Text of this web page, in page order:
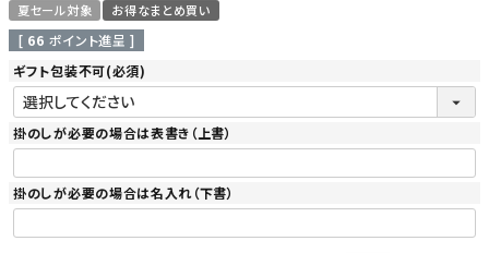
夏セール対象 お得なまとめ買い
[ 66 ポイント進呈 ]
ギフト包装不可(必須)
掛のしが必要の場合は表書き（上書）
掛のしが必要の場合は名入れ（下書）